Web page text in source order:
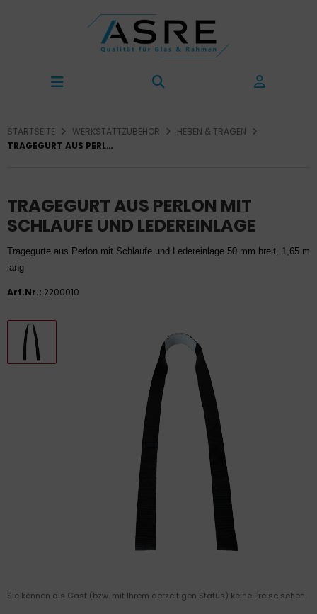
STARTSEITE WERKSTATTZUBEHÖR
HEBEN & TRAGEN
TRAGEGURT AUS PERLON MIT SCHLAUFE UND LEDEREINLAGE
TRAGEGURT AUS PERLON MIT
SCHLAUFE UND LEDEREINLAGE
Tragegurte aus Perlon mit Schlaufe und Ledereinlage 50 mm breit, 1,65 m
lang
Art.Nr.: 2200010
Sie können als Gast (bzw. mit Ihrem derzeitigen Status) keine Preise sehen.